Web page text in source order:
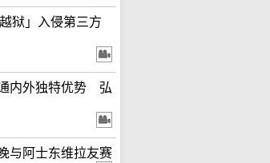
狱」入侵第三方
内外独特优势 弘
与阿士东维拉友赛